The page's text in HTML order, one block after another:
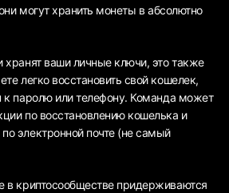
могут хранить монеты в абсолютно
хранят ваши личные ключи, это также
легко восстановить свой кошелек,
к паролю или телефону. Команда может
по восстановлению кошелька и
электронной почте (не самый
в криптосообществе придерживаются